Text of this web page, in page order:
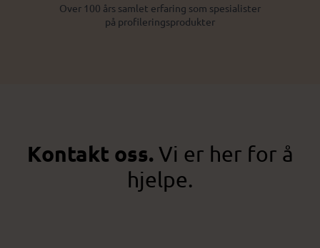
Over 100 års samlet erfaring som spesialister
på profileringsprodukter
Kontakt oss.Vi er her for å
hjelpe.